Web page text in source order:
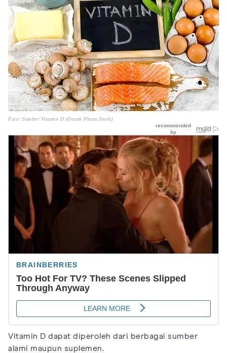
Foto: Sumber Vitamin D (Orami Photo Stock)
Vitamin D dapat diperoleh dari berbagai sumber
alami maupun suplemen.